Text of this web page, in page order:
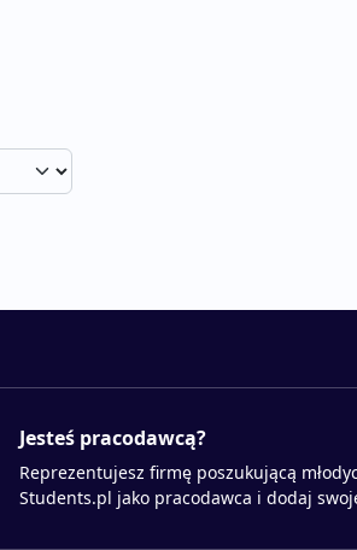
Jesteś pracodawcą?
Reprezentujesz firmę poszukującą
Students.pl jako pracodawca i dodaj